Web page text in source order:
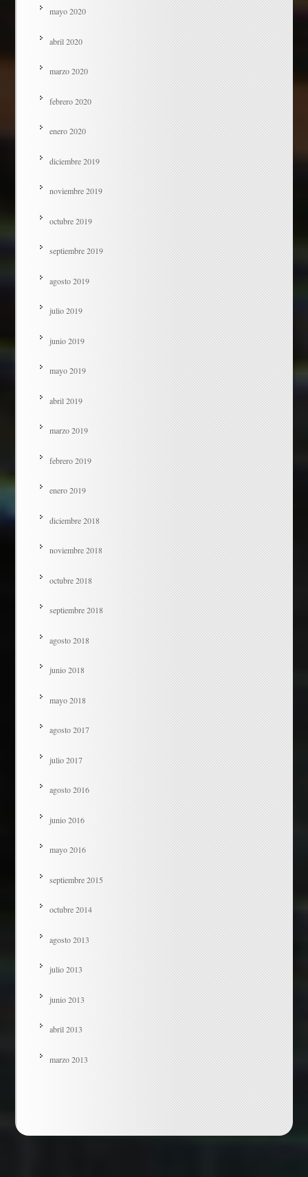
mayo 2020
abril 2020
marzo 2020
febrero 2020
enero 2020
diciembre 2019
noviembre 2019
octubre 2019
septiembre 2019
agosto 2019
julio 2019
junio 2019
mayo 2019
abril 2019
marzo 2019
febrero 2019
enero 2019
diciembre 2018
noviembre 2018
octubre 2018
septiembre 2018
agosto 2018
junio 2018
mayo 2018
agosto 2017
julio 2017
agosto 2016
junio 2016
mayo 2016
septiembre 2015
octubre 2014
agosto 2013
julio 2013
junio 2013
abril 2013
marzo 2013